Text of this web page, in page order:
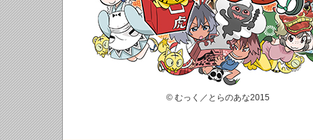
© むっく／とらのあな2015